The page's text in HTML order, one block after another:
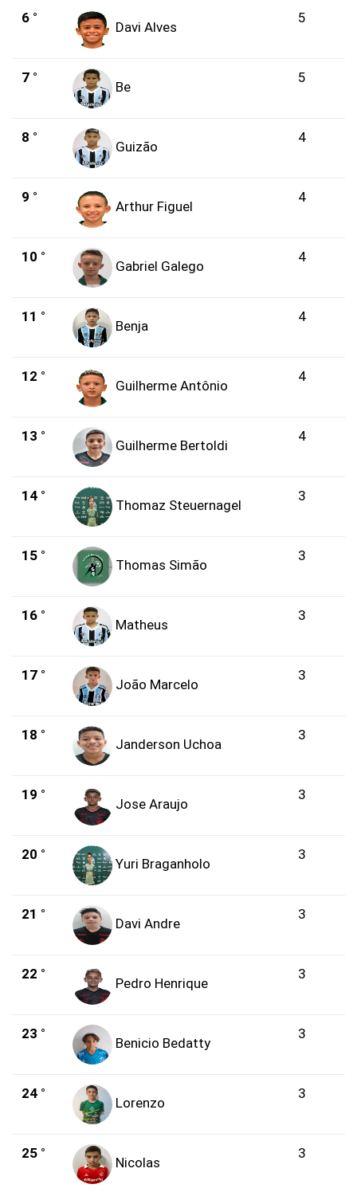
6 °
Davi Alves
5
7 °
Be
5
8 °
Guizão
4
9 °
Arthur Figuel
4
10 °
Gabriel Galego
4
11 °
Benja
4
12 °
Guilherme Antônio
4
13 °
Guilherme Bertoldi
4
14 °
Thomaz Steuernagel
3
15 °
Thomas Simão
3
16 °
Matheus
3
17 °
João Marcelo
3
18 °
Janderson Uchoa
3
19 °
Jose Araujo
3
20 °
Yuri Braganholo
3
21 °
Davi Andre
3
22 °
Pedro Henrique
3
23 °
Benicio Bedatty
3
24 °
Lorenzo
3
25 °
Nicolas
3